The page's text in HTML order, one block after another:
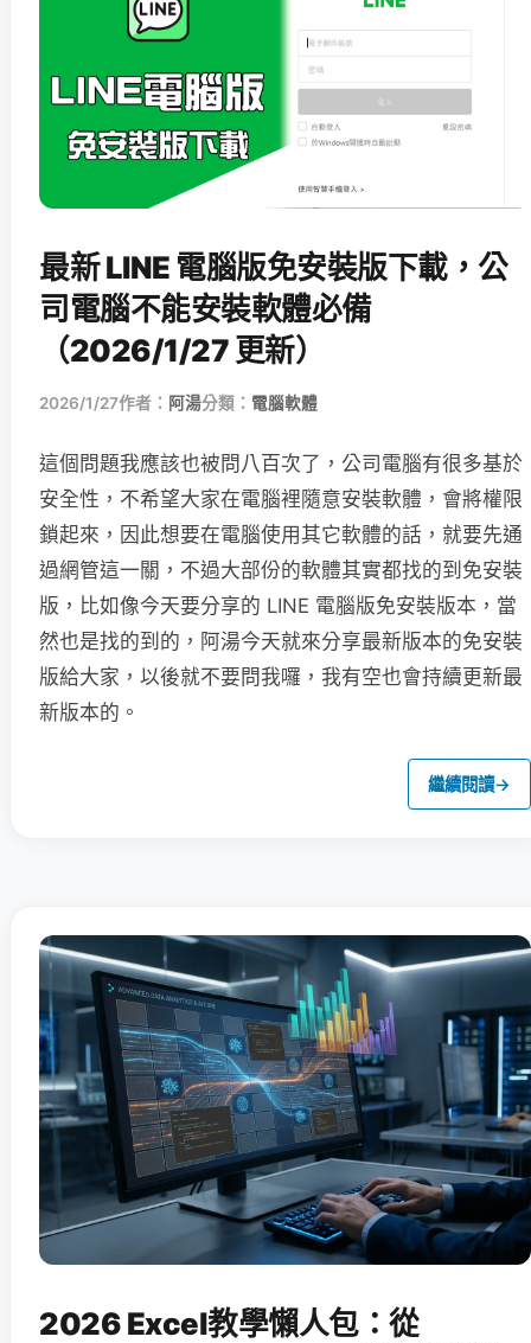
最新 LINE 電腦版免安裝版下載，公
司電腦不能安裝軟體必備
（2026/1/27 更新）
2026/1/27作者： 阿湯分類： 電腦軟體
這個問題我應該也被問八百次了，公司電腦有很多基於
安全性，不希望大家在電腦裡隨意安裝軟體，會將權限
鎖起來，因此想要在電腦使用其它軟體的話，就要先通
過網管這一關，不過大部份的軟體其實都找的到免安裝
版，比如像今天要分享的 LINE 電腦版免安裝版本，當
然也是找的到的，阿湯今天就來分享最新版本的免安裝
版給大家，以後就不要問我囉，我有空也會持續更新最
新版本的。
繼續閱讀→
2026 Excel教學懶人包：從